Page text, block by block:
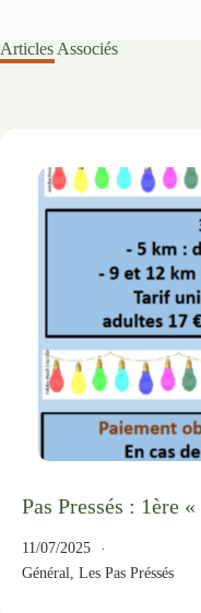
Articles Associés
Pas Pressés : 1ère
11/07/2025
Général
Les Pas Préssés